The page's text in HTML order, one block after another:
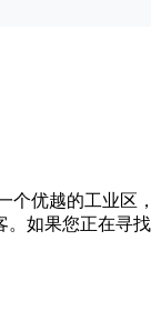
个优越的工业区
如果您正在寻